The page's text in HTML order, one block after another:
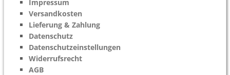
Impressum
Versandkosten
Lieferung & Zahlung
Datenschutz
Datenschutzeinstellungen
Widerrufsrecht
AGB